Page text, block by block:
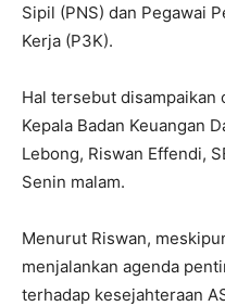
Sipil (PNS) dan Pegawai
Kerja (P3K).
Hal tersebut disampaikan
Kepala Badan Keuangan
Lebong, Riswan Effendi,
Senin malam.
Menurut Riswan,
menjalankan agenda
terhadap kesejahteraan